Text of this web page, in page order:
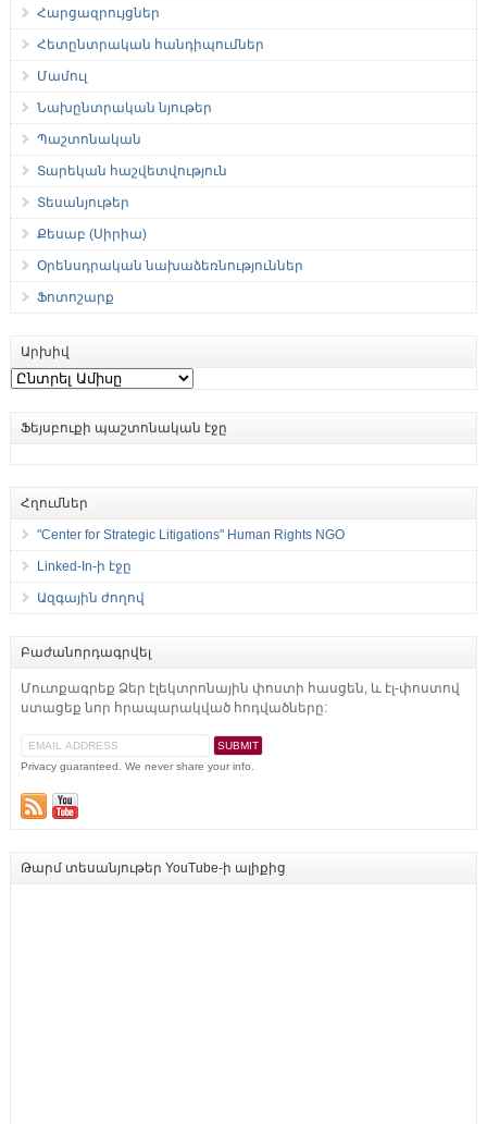
Հարցազրույցներ
Հետընտրական հանդիպումներ
Մամուլ
Նախընտրական նյութեր
Պաշտոնական
Տարեկան հաշվետվություն
Տեսանյութեր
Քեսաբ (Սիրիա)
Օրենսդրական նախաձեռնություններ
Ֆոտոշարք
Արխիվ
Արխիվ
Ֆեյսբուքի պաշտոնական էջը
Հղումներ
"Center for Strategic Litigations" Human Rights NGO
Linked-In-ի էջը
Ազգային ժողով
Բաժանորդագրվել
Մուտքագրեք Ձեր էլեկտրոնային փոստի հասցեն, և էլ-փոստով
ստացեք նոր հրապարակված հոդվածները:
Privacy guaranteed. We never share your info.
Թարմ տեսանյութեր YouTube-ի ալիքից